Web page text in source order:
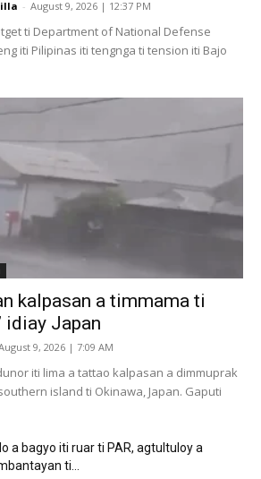
- August 9, 2026 | 12:37 PM
ti Department of National Defense
iti Pilipinas iti tengnga ti tension iti Bajo
kalpasan a timmama ti
idiay Japan
9, 2026 | 7:09 AM
iti lima a tattao kalpasan a dimmuprak
island ti Okinawa, Japan. Gaputi
a bagyo iti ruar ti PAR, agtultuloy a
ti...